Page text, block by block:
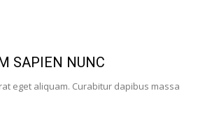
SAPIEN NUNC
eget aliquam. Curabitur dapibus massa